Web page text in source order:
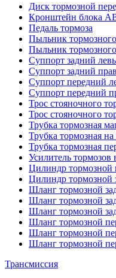
Диск тормозной
Кронштейн блока
Педаль тормоза
Пыльник
Пыльник
Суппорт задний
Суппорт задний
Суппорт передний
Суппорт передний
Трос стояночного
Трос стояночного
Трубка тормозная
Трубка тормозная
Трубка тормозная
Усилитель
Цилиндр тормозной
Цилиндр тормозной
Шланг тормозной
Шланг тормозной
Шланг тормозной
Шланг тормозной
Шланг тормозной
Шланг тормозной
Трансмиссия